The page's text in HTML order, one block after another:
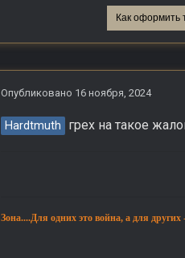
Как оформить
Опубликовано 16 ноября, 2024
Hardtmuth грех на такое
Зона....Для одних это война, а для